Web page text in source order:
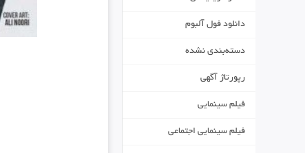
دانلود فول آلبوم
دسته‌بندی نشده
رپورتاژ آگهی
فیلم سینمایی
فیلم سینمایی اجتماعی